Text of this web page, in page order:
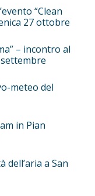
“Clean
27 ottobre
– incontro al
meteo del
in Pian
dell’aria a San